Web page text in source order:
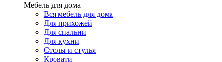
Мебель для дома
Вся мебель для дома
Для прихожей
Для спальни
Для кухни
Столы и стулья
Кровати